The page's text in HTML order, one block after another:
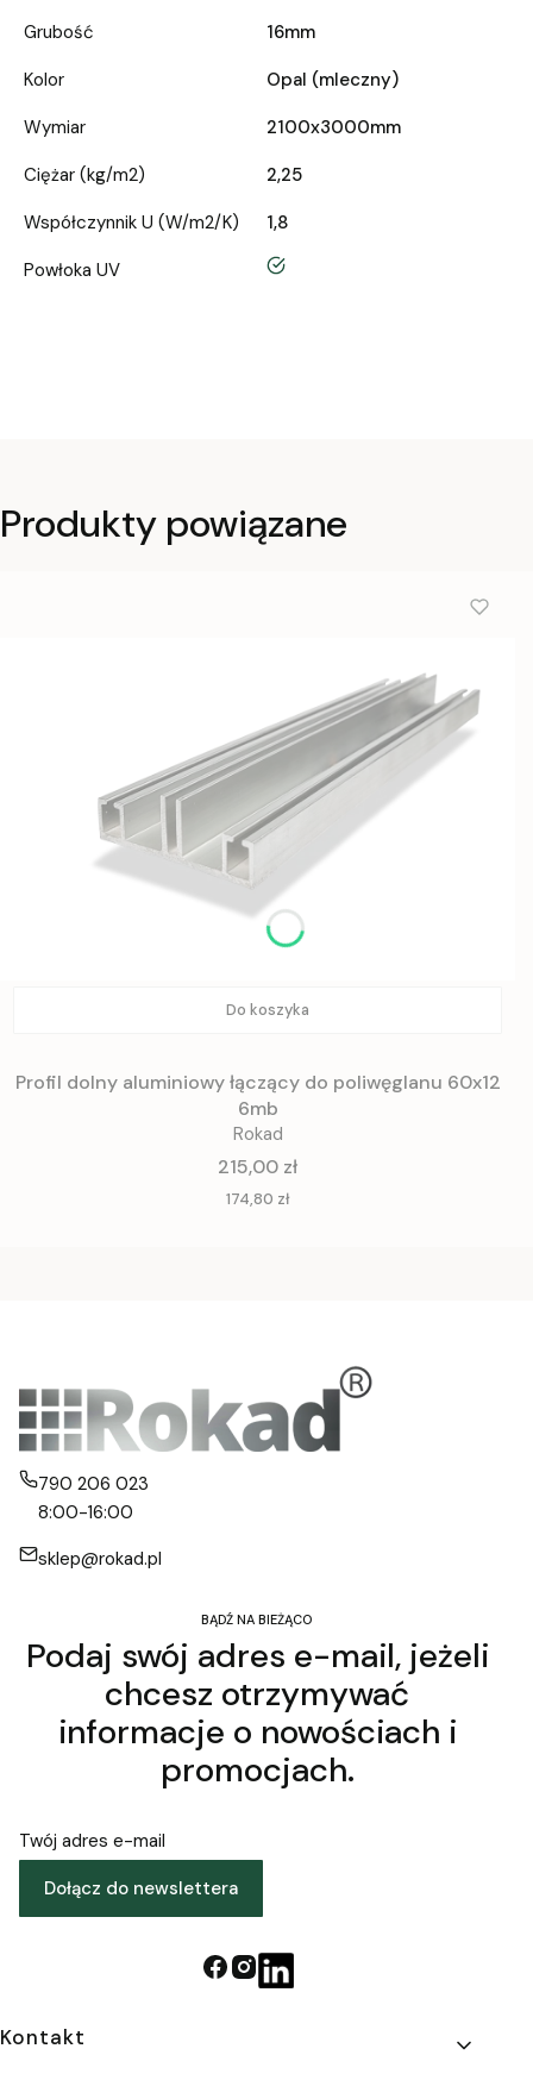
Grubość
16mm
Kolor
Opal (mleczny)
Wymiar
2100x3000mm
Ciężar (kg/m2)
2,25
Współczynnik U (W/m2/K)
1,8
Powłoka UV
tak
Produkty powiązane
Do koszyka
Profil dolny aluminiowy łączący do poliwęglanu 60x12
6mb
Rokad
Cena
215,00 zł
Cena
174,80 zł
790 206 023
8:00-16:00
sklep@rokad.pl
BĄDŹ NA BIEŻĄCO
Podaj swój adres e-mail, jeżeli
chcesz otrzymywać
informacje o nowościach i
promocjach.
Twój adres e-mail
Dołącz do newslettera
Linki w stopce
Kontakt